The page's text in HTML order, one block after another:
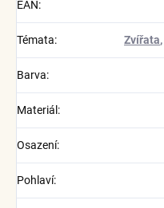
EAN:
Témata: Zvířata,
Barva:
Materiál :
Osazení:
Pohlaví: